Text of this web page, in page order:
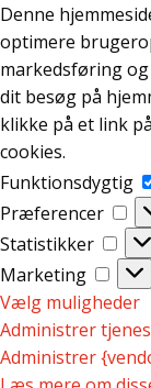
Denne
optimere
markedsføring
dit besøg på
klikke på et link
cookies.
Funktionsdygtig
Præferencer
Statistikker
Marketing
Vælg muligheder
Administrer
Administrer